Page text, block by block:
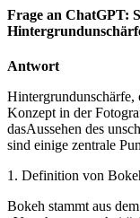
Frage an ChatGPT:
Antwort
Hintergrundunschärfe,
Konzept in der
dasAussehen des
sind einige zentrale
1. Definition von
Bokeh stammt aus